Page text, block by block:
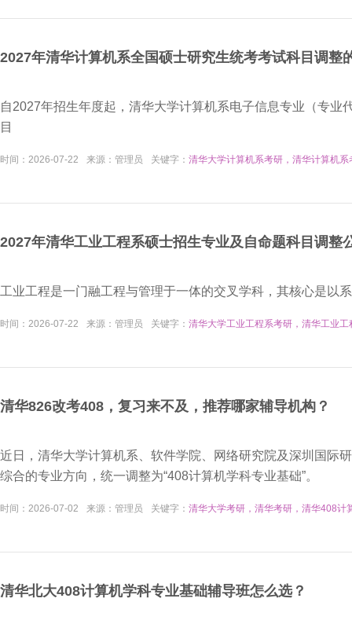
2027年清华计算机系全国硕士研究生统考考试科目调整
自2027年招生年度起，清华大学计算机系电子信息专业（专
目
时间： 2026-07-22 来源： 管理员 关键字： 清华大学计算机系考研，清华计算机系
2027年清华工业工程系硕士招生专业及自命题科目调整
工业工程是一门融工程与管理于一体的交叉学科，其核心是以
时间： 2026-07-22 来源： 管理员 关键字： 清华大学工业工程系考研，清华工业工
清华826改考408，复习来不及，推荐哪家辅导机构？
近日，清华大学计算机系、软件学院、网络研究院及深圳国际
综合的专业方向，统一调整为“408计算机学科专业基础”。
时间： 2026-07-02 来源： 管理员 关键字： 清华大学考研，清华考研，清华408计
清华北大408计算机学科专业基础辅导班怎么选？